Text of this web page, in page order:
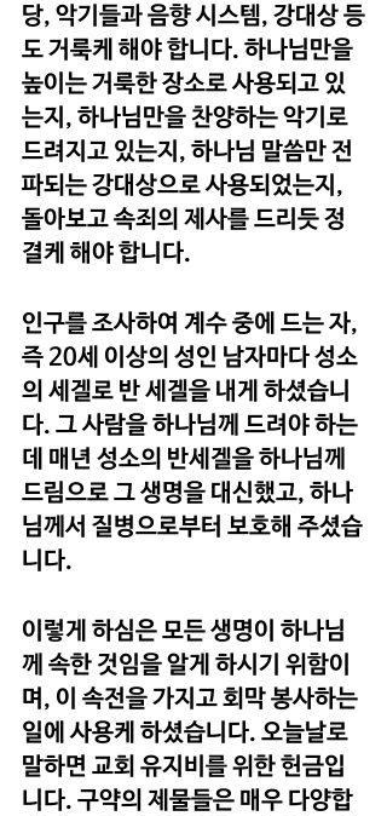
당, 악기들과 음향 시스템, 강대상 등
도 거룩케 해야 합니다. 하나님만을
높이는 거룩한 장소로 사용되고 있
는지, 하나님만을 찬양하는 악기로
드려지고 있는지, 하나님 말씀만 전
파되는 강대상으로 사용되었는지,
돌아보고 속죄의 제사를 드리듯 정
결케 해야 합니다.
인구를 조사하여 계수 중에 드는 자,
즉 20세 이상의 성인 남자마다 성소
의 세겔로 반 세겔을 내게 하셨습니
다. 그 사람을 하나님께 드려야 하는
데 매년 성소의 반세겔을 하나님께
드림으로 그 생명을 대신했고, 하나
님께서 질병으로부터 보호해 주셨습
니다.
이렇게 하심은 모든 생명이 하나님
께 속한 것임을 알게 하시기 위함이
며, 이 속전을 가지고 회막 봉사하는
일에 사용케 하셨습니다. 오늘날로
말하면 교회 유지비를 위한 헌금입
니다. 구약의 제물들은 매우 다양합